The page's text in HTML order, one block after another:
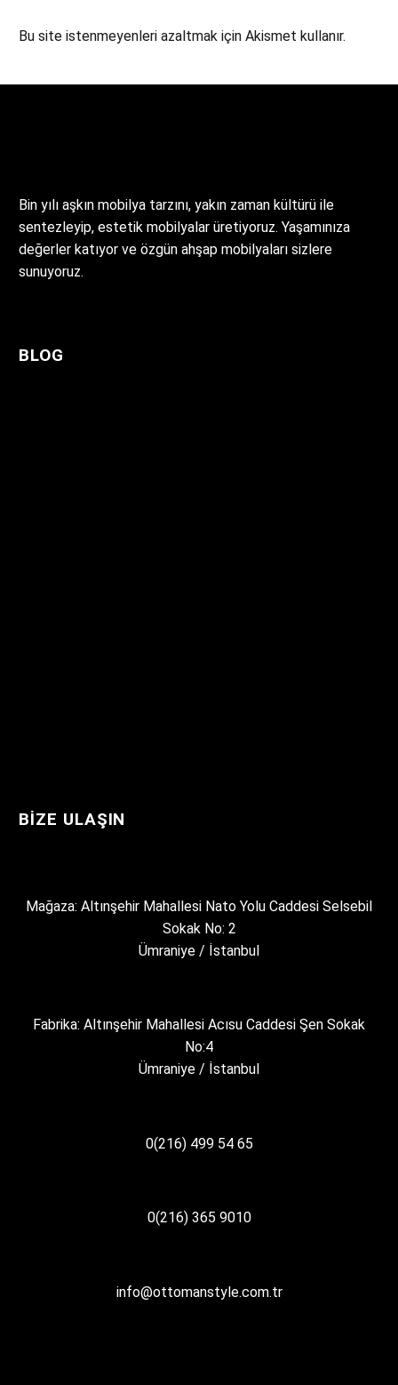
Bu site istenmeyenleri azaltmak için Akismet kullanır.
Bin yılı aşkın mobilya tarzını, yakın zaman kültürü ile
sentezleyip, estetik mobilyalar üretiyoruz. Yaşamınıza
değerler katıyor ve özgün ahşap mobilyaları sizlere
sunuyoruz.
BLOG
BIZE ULAŞIN
Mağaza: Altınşehir Mahallesi Nato Yolu Caddesi Selsebil
Sokak No: 2
Ümraniye / İstanbul
Fabrika: Altınşehir Mahallesi Acısu Caddesi Şen Sokak
No:4
Ümraniye / İstanbul
0(216) 499 54 65
0(216) 365 9010
info@ottomanstyle.com.tr